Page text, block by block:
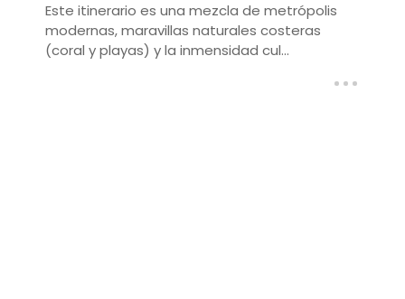
Este itinerario es una mezcla de metrópolis
modernas, maravillas naturales costeras
(coral y playas) y la inmensidad cul...